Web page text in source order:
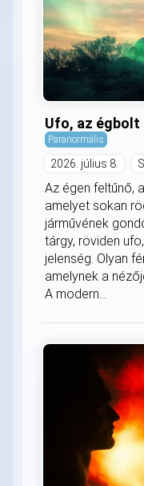
Ufo, az
Paranormális
2026. július 8.
Az égen feltűnő,
amelyet sokan
járművének
tárgy, röviden
jelenség. Olyan
amelynek a
A modern...